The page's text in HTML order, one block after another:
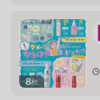
8枚